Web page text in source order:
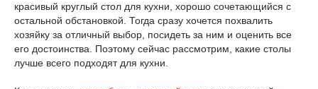
красивый круглый стол для кухни, хорошо сочетающийся с
остальной обстановкой. Тогда сразу хочется похвалить
хозяйку за отличный выбор, посидеть за ним и оценить все
его достоинства. Поэтому сейчас рассмотрим, какие столы
лучше всего подходят для кухни.